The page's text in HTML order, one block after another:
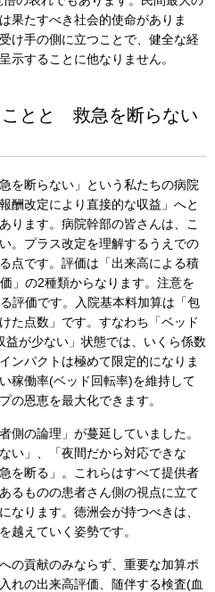
果たすべき社会的使命がありま
け手の側に立つことで、健全な経
示することに他なりません。
ことと 救急を断らない
を断らない」という私たちの病院
酬改定により直接的な収益」へと
ります。病院幹部の皆さんは、こ
。プラス改定を理解するうえでの
点です。評価は「出来高による積
」の2種類からなります。注意を
評価です。入院基本料加算は「包
た点数」です。すなわち「ベッド
が少ない」状態では、いくら係数
ンパクトは極めて限定的になりま
稼働率(ベッド回転率)を維持して
の恩恵を最大化できます。
側の論理」が蔓延していました。
い」、「夜間だから対応できな
を断る」。これらはすべて提供者
るものの患者さん側の視点に立て
なります。徳洲会が持つべきは、
越えていく姿勢です。
の貢献のみならず、重要な加算ポ
れの出来高評価、随伴する検査(血